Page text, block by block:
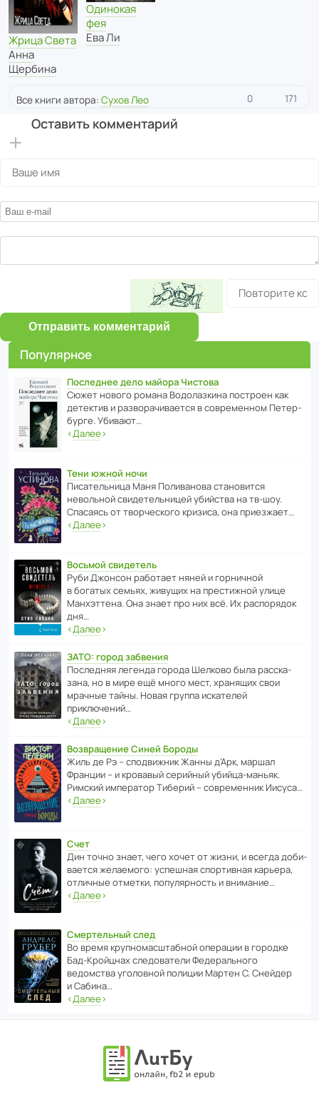
Жрица Света
Анна
Щербина
Одинокая
фея
Ева Ли
Все книги автора: Сухов Лео 0 171
Оставить комментарий
Отправить комментарий
Популярное
Последнее дело майора Чистова
Сюжет нового романа Водо­ла­з­кина пост­роен как
дете­ктив и разво­ра­чи­ва­ется в совре­менном Пете­р­
бурге. Убивают…
‹Далее›
Тени южной ночи
Писа­тель­ница Маня Поли­ва­нова стано­вится
невольной свиде­тель­ницей убийства на тв-шоу.
Спасаясь от твор­че­с­кого кризиса, она приезжает…
‹Далее›
Восьмой свидетель
Руби Джонсон рабо­тает няней и горни­чной
в богатых семьях, живущих на прес­ти­жной улице
Манх­эт­тена. Она знает про них всё. Их распо­рядок
дня…
‹Далее›
ЗАТО: город забвения
После­дняя легенда города Шелково была расска­
зана, но в мире ещё много мест, хранящих свои
мрачные тайны. Новая группа иска­телей
приключений…
‹Далее›
Возвращение Синей Бороды
Жиль де Рэ – спод­ви­жник Жанны д’Арк, маршал
Франции – и кровавый серийный убийца-маньяк.
Римский импе­ратор Тиберий – совре­менник Иисуса…
‹Далее›
Счет
Дин точно знает, чего хочет от жизни, и всегда доби­
ва­ется жела­е­мого: успе­шная спор­ти­вная карьера,
отли­чные отметки, попу­ля­р­ность и внимание…
‹Далее›
Смертельный след
Во время круп­но­мас­ш­та­бной операции в городке
Бад‑Крой­цнах следо­ва­тели Феде­раль­ного
ведомства уголо­вной полиции Мартен С. Снейдер
и Сабина…
‹Далее›